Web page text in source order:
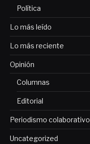
Política
Lo más leído
Lo más reciente
Opinión
Columnas
Editorial
Periodismo colaborativo
Uncategorized